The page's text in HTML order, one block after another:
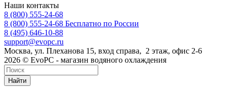
Наши контакты
8 (800) 555-24-68
8 (800) 555-24-68 Бесплатно по России
8 (495) 646-10-88
support@evopc.ru
Москва, ул. Плеханова 15, вход справа, 2 этаж, офис 2-6
2026 © EvoPC - магазин водяного охлаждения
Найти